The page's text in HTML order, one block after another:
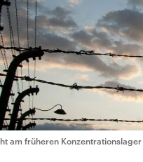
am früheren